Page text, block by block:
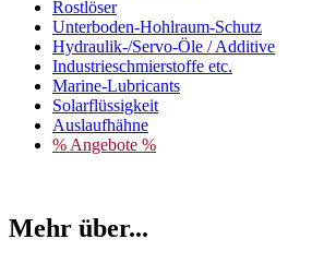
Rostlöser
Unterboden-Hohlraum-Schutz
Hydraulik-/Servo-Öle / Additive
Industrieschmierstoffe etc.
Marine-Lubricants
Solarflüssigkeit
Auslaufhähne
% Angebote %
Mehr über...